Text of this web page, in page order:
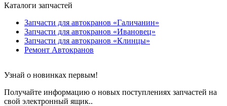
Каталоги запчастей
Запчасти для автокранов «Галичанин»
Запчасти для автокранов «Ивановец»
Запчасти для автокранов «Клинцы»
Ремонт Автокранов
Узнай о новинках первым!
Получайте информацию о новых поступлениях запчастей на
свой электронный ящик..